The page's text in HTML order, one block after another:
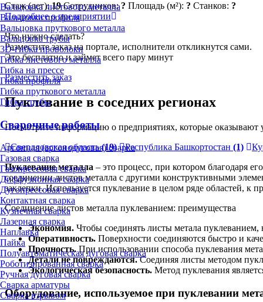
Вальцовка листового металла
Вальцовка профиля
Вальцовка пруткового металла
Вальцовка трубы
3D-гибка проволоки
Гибка листового металла
Гибка на прессе
Гибка профиля
Гибка пруткового металла
Гибка трубы
Сварочные работы
Аргонная (аргонодуговая) сварка
Газовая сварка
Газопрессовая сварка
Диффузионная сварка
Дугопрессовая сварка
Контактная сварка
Кузнечная сварка
Лазерная сварка
Наплавка
Пайка
Полуавтоматическая дуговая сварка
Роботизированная сварка
Ручная дуговая сварка
Сварка арматуры
Сварка взрывом
Стаж (лет):19 Сотрудников:? Площадь (м²): ? Станков: ?
Подробнее о предприятии
Что нужно сделать?
Разместите заказ на портале, исполнители откликнутся сами.
Это бесплатно и займет всего пару минут
Разместить заказ
Пуклевание в соседних регионах
Посмотрите информацию о предприятиях, которые оказывают
Свердловская область(19) Республика Башкортостан (1)
Пуклевание металла – это процесс, при котором благодаря
соединении листов металла с другими конструктивными
заклепки. Используется пуклевание в целом ряде областей, к
Соединение листов металла пуклеванием: преимущества
Экономия. Чтобы соединять листы метала
Оперативность. Поверхности соединяются быстро и
Прочность. При использовании способа пуклевания
Детали не повреждаются.Соединяя листы методом
Экологическая безопасность. Метод пуклевания
Оборудование, используемое при пуклевании